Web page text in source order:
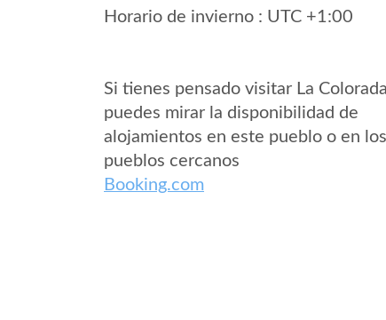
Horario de invierno : UTC +1:00
Si tienes pensado visitar La Colorada
puedes mirar la disponibilidad de
alojamientos en este pueblo o en los
pueblos cercanos
Booking.com